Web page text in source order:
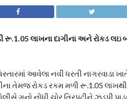
રૂ.1.05 લાખના દાગીના અને રોકડ લઇ
આવેલા નવી ધરતી નાગરવાડા
તેમજ રોકડ રકમ મળી રૂ.1.05
ગુનો નોંધી ચોર ત્રિપુટીને ઝડપી